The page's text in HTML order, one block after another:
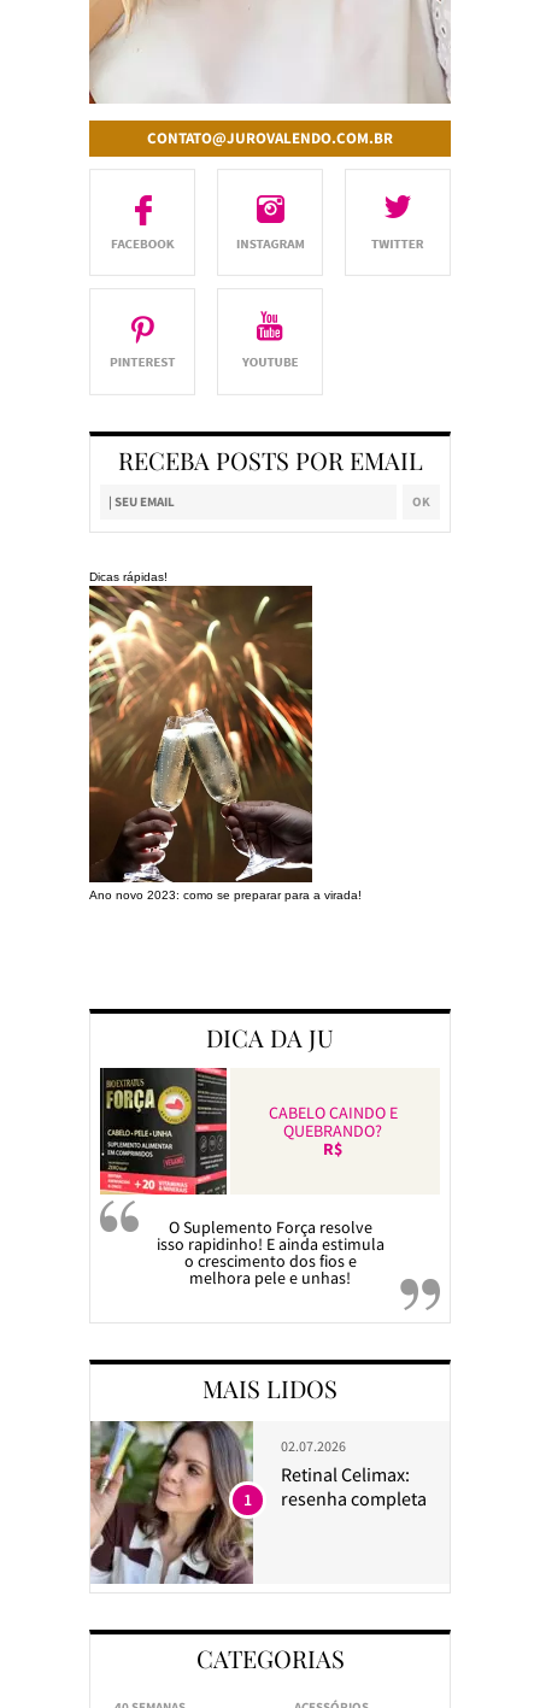
CONTATO@JUROVALENDO.COM.BR
RECEBA POSTS POR EMAIL
Dicas rápidas!
Ano novo 2023: como se preparar para a virada!
DICA DA JU
CABELO CAINDO E
QUEBRANDO?
R$
O Suplemento Força resolve
isso rapidinho! E ainda estimula
o crescimento dos fios e
melhora pele e unhas!
MAIS LIDOS
02.07.2026
Retinal Celimax:
resenha completa
1
CATEGORIAS